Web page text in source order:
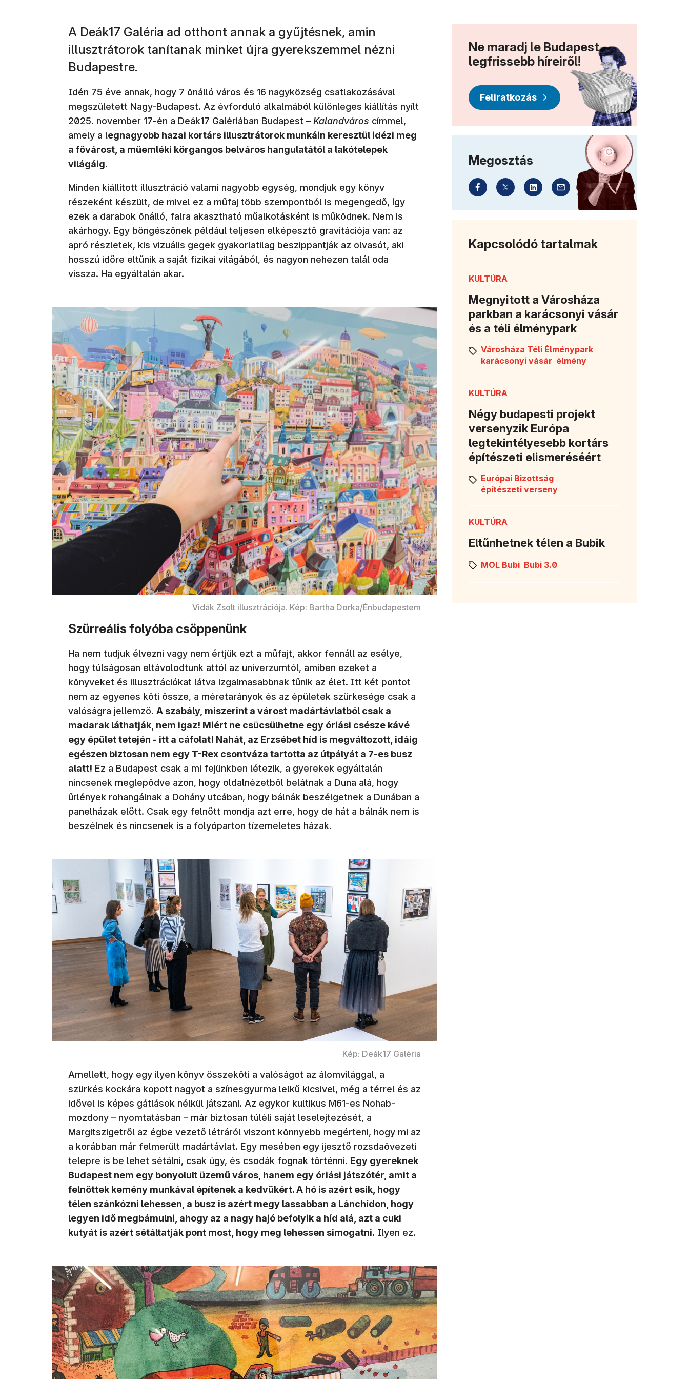
A Deák17 Galéria ad otthont annak a gyűjtésnek, amin
illusztrátorok tanítanak minket újra gyerekszemmel nézni
Budapestre.
Idén 75 éve annak, hogy 7 önálló város és 16 nagyközség csatlakozásával
megszületett Nagy-Budapest. Az évforduló alkalmából különleges kiállítás nyílt
2025. november 17-én a (új ablakban nyílik meg)
Deák17 Galériában Budapest – Kalandváros címmel,
amely a legnagyobb hazai kortárs illusztrátorok munkáin keresztül idézi meg
a fővárost, a műemléki körgangos belváros hangulatától a lakótelepek
világáig.
Minden kiállított illusztráció valami nagyobb egység, mondjuk egy könyv
részeként készült, de mivel ez a műfaj több szempontból is megengedő, így
ezek a darabok önálló, falra akasztható műalkotásként is működnek. Nem is
akárhogy. Egy böngészőnek például teljesen elképesztő gravitációja van: az
apró részletek, kis vizuális gegek gyakorlatilag beszippantják az olvasót, aki
hosszú időre eltűnik a saját fizikai világából, és nagyon nehezen talál oda
vissza. Ha egyáltalán akar.
Vidák Zsolt illusztrációja. Kép: Bartha Dorka/Énbudapestem
Szürreális folyóba csöppenünk
Ha nem tudjuk élvezni vagy nem értjük ezt a műfajt, akkor fennáll az esélye,
hogy túlságosan eltávolodtunk attól az univerzumtól, amiben ezeket a
könyveket és illusztrációkat látva izgalmasabbnak tűnik az élet. Itt két pontot
nem az egyenes köti össze, a méretarányok és az épületek szürkesége csak a
valóságra jellemző. A szabály, miszerint a várost madártávlatból csak a
madarak láthatják, nem igaz! Miért ne csücsülhetne egy óriási csésze kávé
egy épület tetején - itt a cáfolat! Nahát, az Erzsébet híd is megváltozott, idáig
egészen biztosan nem egy T-Rex csontváza tartotta az útpályát a 7-es busz
alatt! Ez a Budapest csak a mi fejünkben létezik, a gyerekek egyáltalán
nincsenek meglepődve azon, hogy oldalnézetből belátnak a Duna alá, hogy
űrlények rohangálnak a Dohány utcában, hogy bálnák beszélgetnek a Dunában a
panelházak előtt. Csak egy felnőtt mondja azt erre, hogy de hát a bálnák nem is
beszélnek és nincsenek is a folyóparton tízemeletes házak.
Kép: Deák17 Galéria
Amellett, hogy egy ilyen könyv összeköti a valóságot az álomvilággal, a
szürkés kockára kopott nagyot a színesgyurma lelkű kicsivel, még a térrel és az
idővel is képes gátlások nélkül játszani. Az egykor kultikus M61-es Nohab-
mozdony – nyomtatásban – már biztosan túléli saját leselejtezését, a
Margitszigetről az égbe vezető létráról viszont könnyebb megérteni, hogy mi az
a korábban már felmerült madártávlat. Egy mesében egy ijesztő rozsdaövezeti
telepre is be lehet sétálni, csak úgy, és csodák fognak történni. Egy gyereknek
Budapest nem egy bonyolult üzemű város, hanem egy óriási játszótér, amit a
felnőttek kemény munkával építenek a kedvükért. A hó is azért esik, hogy
télen szánkózni lehessen, a busz is azért megy lassabban a Lánchídon, hogy
legyen idő megbámulni, ahogy az a nagy hajó befolyik a híd alá, azt a cuki
kutyát is azért sétáltatják pont most, hogy meg lehessen simogatni. Ilyen ez.
Ne maradj le Budapest
legfrissebb híreiről!
Feliratkozás
Megosztás
Kapcsolódó tartalmak
KULTÚRA
Megnyitott a Városháza
parkban a karácsonyi vásár
és a téli élménypark
Városháza Téli Élménypark
karácsonyi vásár élmény
KULTÚRA
Négy budapesti projekt
versenyzik Európa
legtekintélyesebb kortárs
építészeti elismeréséért
Európai Bizottság
építészeti verseny
KULTÚRA
Eltűnhetnek télen a Bubik
MOL Bubi Bubi 3.0